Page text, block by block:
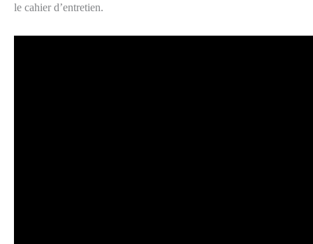
le cahier d’entretien.